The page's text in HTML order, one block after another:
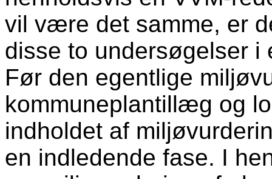
vil være det samme, er
disse to undersøgelser i
Før den egentlige
kommuneplantillæg og
indholdet af
en indledende fase. I